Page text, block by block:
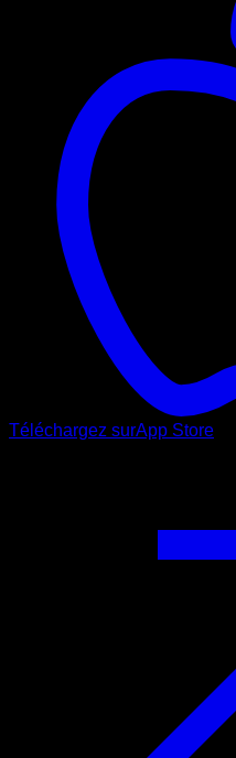
Téléchargez surApp Store